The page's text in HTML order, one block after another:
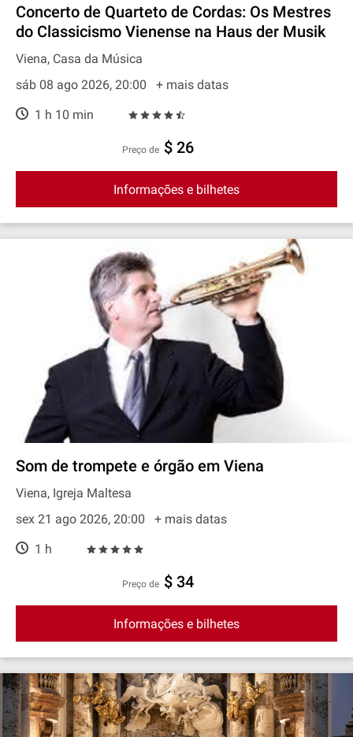
Concerto de Quarteto de Cordas: Os Mestres
do Classicismo Vienense na Haus der Musik
Viena, Casa da Música
sáb 08 ago 2026, 20:00
+ mais datas
1 h 10 min
preço de $ 26
Informações e bilhetes
Som de trompete e órgão em Viena
Viena, Igreja Maltesa
sex 21 ago 2026, 20:00
+ mais datas
1 h
preço de $ 34
Informações e bilhetes